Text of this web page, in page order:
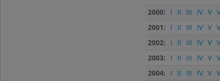
2000: I II III IV V
2001:
I II III IV V
2002:
I II III IV V
2003:
I II III IV V
2004:
I II III IV V